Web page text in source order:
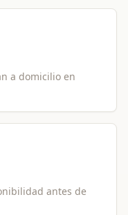
a domicilio en
antes de